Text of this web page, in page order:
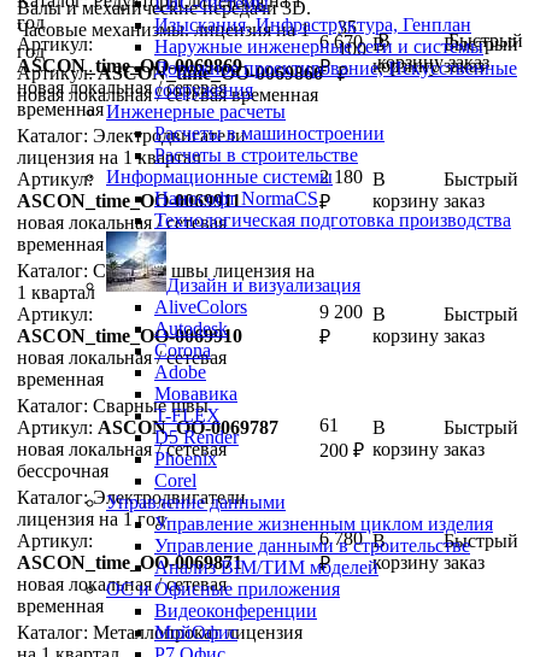
Валы и механические передачи 3D.
Часовые механизмы. лицензия на 1
год
Артикул:ASCON_time_ОО-0069866
новая локальная / сетевая временная
35
100
₽
В
корзину
Быстрый
заказ
год
Артикул:
ASCON_time_ОО-0069869
новая локальная / сетевая
временная
6 670
₽
В
корзину
Быстрый
заказ
Каталог: Электродвигатели
лицензия на 1 квартал
Артикул:
ASCON_time_ОО-0069911
новая локальная / сетевая
временная
2 180
₽
В
корзину
Быстрый
заказ
Каталог: Сварные швы лицензия на
1 квартал
Артикул:
ASCON_time_ОО-0069910
новая локальная / сетевая
временная
9 200
₽
В
корзину
Быстрый
заказ
Каталог: Сварные швы
Артикул: ASCON_ОО-0069787
новая локальная / сетевая
бессрочная
61
200 ₽
В
корзину
Быстрый
заказ
Каталог: Электродвигатели
лицензия на 1 год
Артикул:
ASCON_time_ОО-0069871
новая локальная / сетевая
временная
6 780
₽
В
корзину
Быстрый
заказ
Каталог: Металлопрокат лицензия
Изыскания, Инфраструктура, Генплан
Наружные инженерные сети и системы
Дорожное проектирование, Искусственные
сооружения
Инженерные расчеты
Расчеты в машиностроении
Расчеты в строительстве
Информационные системы
Нанософт NormaCS
Технологическая подготовка производства
Дизайн и визуализация
AliveColors
Autodesk
Corona
Adobe
Мовавика
T-FLEX
D5 Render
Phoenix
Corel
Управление данными
Управление жизненным циклом изделия
Управление данными в строительстве
Анализ BIM/ТИМ моделей
ОС и Офисные приложения
Видеоконференции
МойОфис